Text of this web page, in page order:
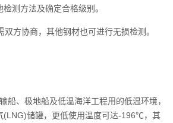
测方法及确定合格级别。
方协商，其他钢材也可进行无损检测。
船、极地船及低温海洋工程用的低温环境，
(LNG)储罐，更低使用温度可达-196℃，其